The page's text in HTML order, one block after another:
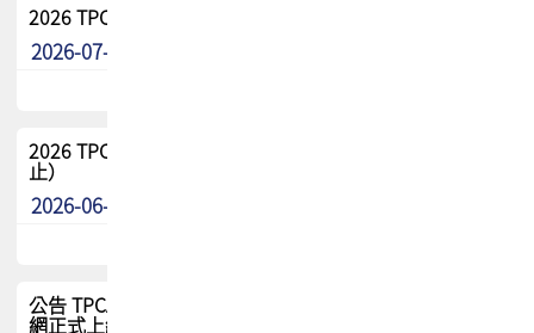
2026 TPCA中南區會員問卷暨7/31交流餐敘報名
2026-07-08
2026 TPCA健康盃保齡球聯誼賽 熱烈報名中（8/3報名截
止）
2026-06-29
公告 TPCA 台灣電路板協會官網將迎來新面貌，7/1 新官
網正式上線！